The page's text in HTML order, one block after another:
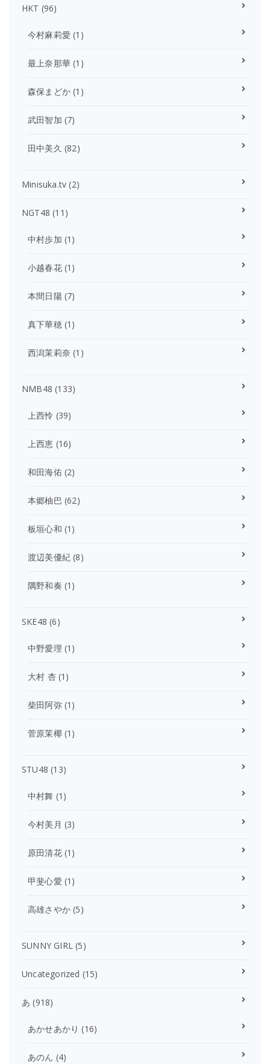
HKT (96)
今村麻莉愛 (1)
最上奈那華 (1)
森保まどか (1)
武田智加 (7)
田中美久 (82)
Minisuka.tv (2)
NGT48 (11)
中村歩加 (1)
小越春花(1)
本間日陽(7)
真下華穂(1)
西潟茉莉奈 (1)
NMB48 (133)
上西怜 (39)
上西恵 (16)
和田海佑(2)
本郷柚巴 (62)
板垣心和 (1)
渡辺美優紀 (8)
隅野和奏 (1)
SKE48 (6)
中野愛理 (1)
大村 杏(1)
柴田阿弥(1)
菅原茉椰(1)
STU48 (13)
中村舞 (1)
今村美月 (3)
原田清花(1)
甲斐心愛 (1)
高雄さやか (5)
SUNNY GIRL (5)
Uncategorized (15)
あ (918)
あかせあかり (16)
あのん (4)